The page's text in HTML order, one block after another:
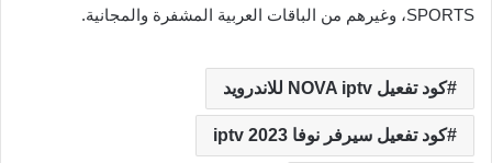
SPORTS، وغيرهم من الباقات العربية المشفرة والمجانية.
كود تفعيل NOVA iptv للاندرويد
كود تفعيل سيرفر نوفا iptv 2023